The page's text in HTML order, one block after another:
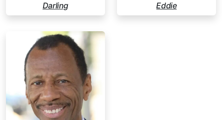
Darling Eddie